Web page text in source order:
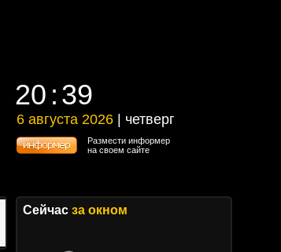
20 39
20 39
6 августа 2026 | четверг
6 августа 2026 | четверг
Размести информер
на своем сайте
Сейчас за окном